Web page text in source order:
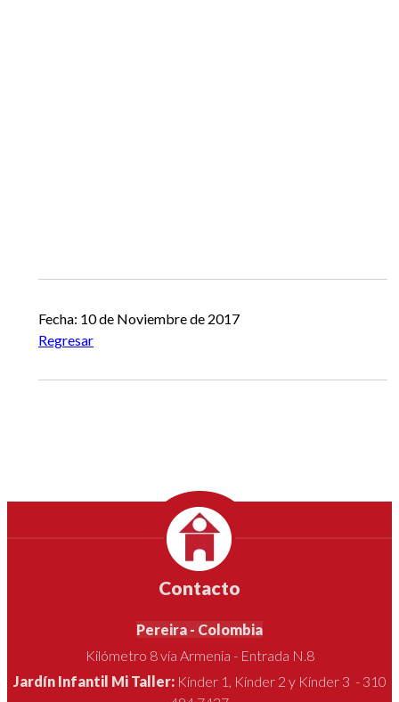
Fecha: 10 de Noviembre de 2017
Regresar
Contacto
Pereira - Colombia
Kilómetro 8 vía Armenia - Entrada N.8
Jardín Infantil Mi Taller: Kínder 1, Kínder 2 y Kínder 3 - 310